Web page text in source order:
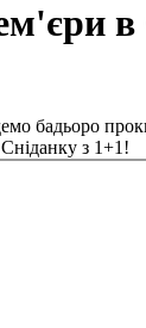
в
бадьоро
з 1+1!